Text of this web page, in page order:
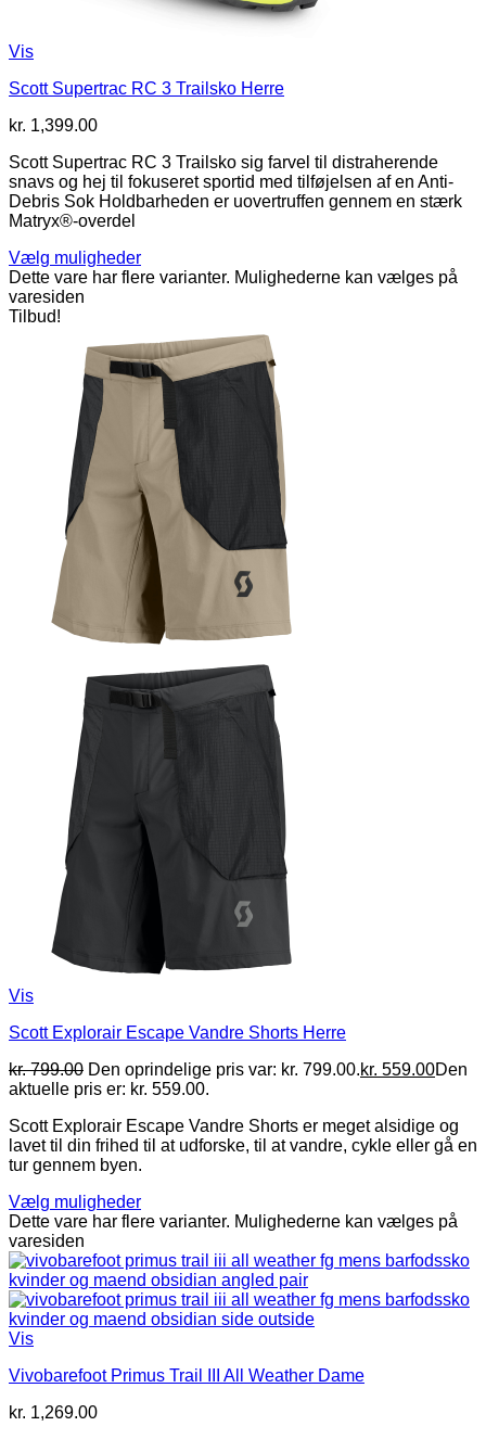
Vis
Scott Supertrac RC 3 Trailsko Herre
kr. 1,399.00
Scott Supertrac RC 3 Trailsko sig farvel til distraherende
snavs og hej til fokuseret sportid med tilføjelsen af ​​en Anti-
Debris Sok Holdbarheden er uovertruffen gennem en stærk
Matryx®-overdel
Vælg muligheder
Dette vare har flere varianter. Mulighederne kan vælges på
varesiden
Tilbud!
Vis
Scott Explorair Escape Vandre Shorts Herre
kr.799.00 Den oprindelige pris var: kr. 799.00.kr. 559.00Den
aktuelle pris er: kr. 559.00.
Scott Explorair Escape Vandre Shorts er meget alsidige og
lavet til din frihed til at udforske, til at vandre, cykle eller gå en
tur gennem byen.
Vælg muligheder
Dette vare har flere varianter. Mulighederne kan vælges på
varesiden
Vis
Vivobarefoot Primus Trail III All Weather Dame
kr. 1,269.00